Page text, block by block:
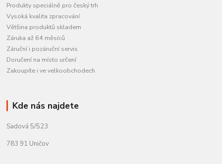
Produkty speciálně pro český trh
Vysoká kvalita zpracování
Většina produktů skladem
Záruka až 64 měsíců
Záruční i pozáruční servis
Doručení na místo určení
Zakoupíte i ve velkoobchodech
Kde nás najdete
Sadová 5/523
783 91 Uničov